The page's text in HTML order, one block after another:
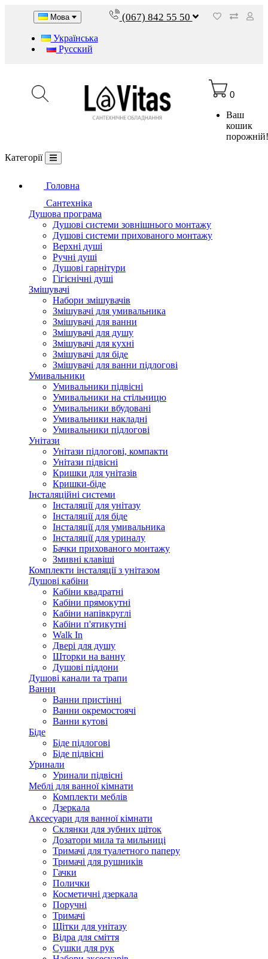
Мова
Українська
Русский
(067) 842 55 50
0
Ваш
кошик
Категорії
Головна
Сантехніка
Душова програма
Душові системи зовнішнього монтажу
Душові системи прихованого монтажу
Верхні душі
Ручні душі
Душові гарнітури
Гігієнічні душі
Змішувачі
Набори змішувачів
Змішувачі для умивальника
Змішувачі для ванни
Змішувачі для душу
Змішувачі для кухні
Змішувачі для біде
Змішувачі для ванни підлогові
Умивальники
Умивальники підвісні
Умивальники на стільницю
Умивальники вбудовані
Умивальники накладні
Умивальники підлогові
Унітази
Унітази підлогові, компакти
Унітази підвісні
Кришки для унітазів
Кришки-біде
Інсталяційні системи
Інсталяції для унітазу
Інсталяції для біде
Інсталяції для умивальника
Інсталяції для уриналу
Бачки прихованого монтажу
Змивні клавіші
Комплекти інсталяції з унітазом
Душові кабіни
Кабіни квадратні
Кабіни прямокутні
Кабіни напівкруглі
Кабіни п'ятикутні
Walk In
Двері для душу
Шторки на ванну
Душові піддони
Душові канали та трапи
Ванни
Ванни пристінні
Ванни окремостоячі
Ванни кутові
Біде
Біде підлогові
Біде підвісні
Уринали
Уринали підвісні
Меблі для ванної кімнати
Комплекти меблів
Дзеркала
Аксесуари для ванної кімнати
Склянки для зубних щіток
Дозатори мила та мильниці
Тримачі для туалетного паперу
Тримачі для рушників
Гачки
Полички
Косметичні дзеркала
Поручні
Тримачі
Щітки для унітазу
Відра для сміття
Сушки для рук